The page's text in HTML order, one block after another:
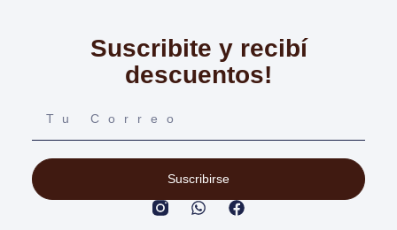
Suscribite y recibí
descuentos!
Suscribirse